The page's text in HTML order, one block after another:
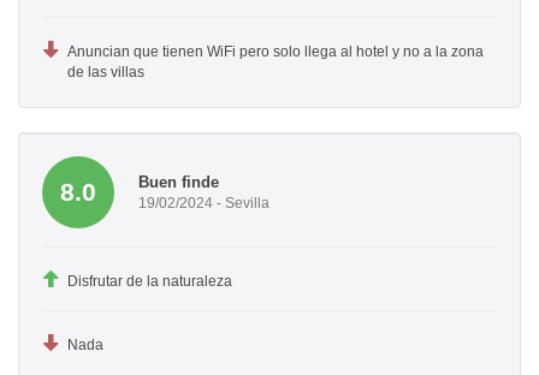
Anuncian que tienen WiFi pero solo llega al hotel y no a la zona
de las villas
8.0 Buen finde
19/02/2024 - Sevilla
Disfrutar de la naturaleza
Nada